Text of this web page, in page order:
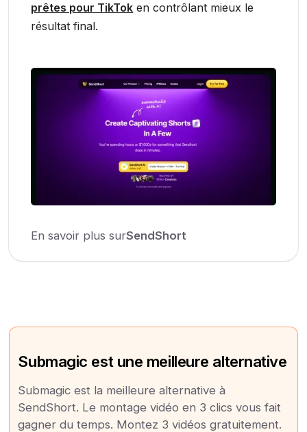
prêtes pour TikTok en contrôlant mieux le
résultat final.
En savoir plus surSendShort
Submagic est une meilleure alternative
Submagic est la meilleure alternative à
SendShort. Le montage vidéo en 3 clics vous fait
gagner du temps. Montez 3 vidéos gratuitement.